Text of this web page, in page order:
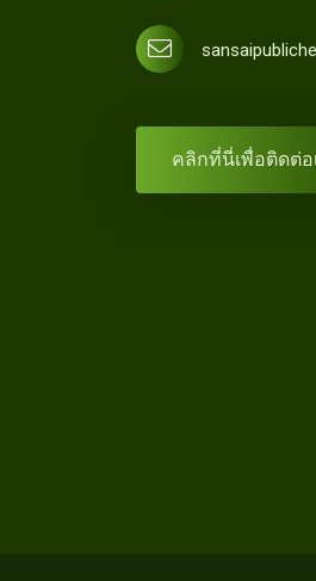
คลิกที่นี่เพื่อติดต่อ